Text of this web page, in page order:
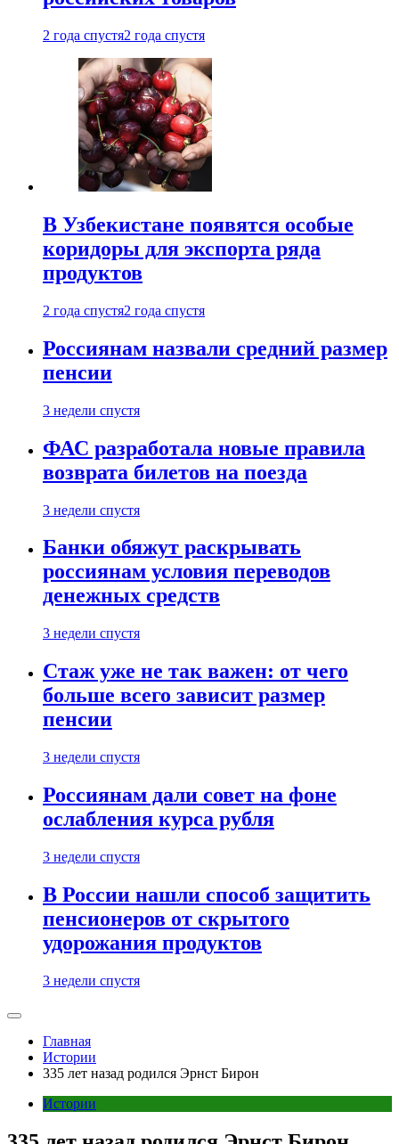
2 года спустя2 года спустя
В Узбекистане появятся особые
коридоры для экспорта ряда
продуктов
2 года спустя2 года спустя
Россиянам назвали средний размер
пенсии
3 недели спустя
ФАС разработала новые правила
возврата билетов на поезда
3 недели спустя
Банки обяжут раскрывать
россиянам условия переводов
денежных средств
3 недели спустя
Стаж уже не так важен: от чего
больше всего зависит размер
пенсии
3 недели спустя
Россиянам дали совет на фоне
ослабления курса рубля
3 недели спустя
В России нашли способ защитить
пенсионеров от скрытого
удорожания продуктов
3 недели спустя
Главная
Истории
335 лет назад родился Эрнст Бирон
Истории